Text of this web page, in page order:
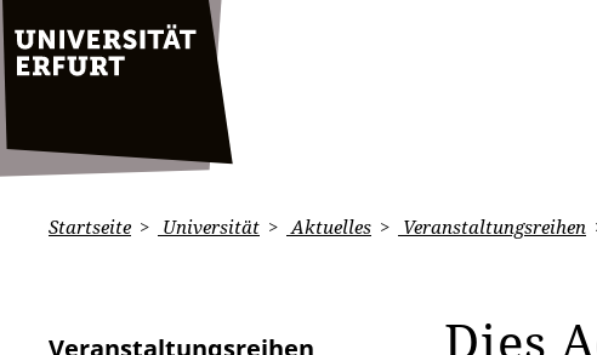
Startseite Universität Aktuelles Veranstaltungsreihen
Veranstaltungsreihen Dies